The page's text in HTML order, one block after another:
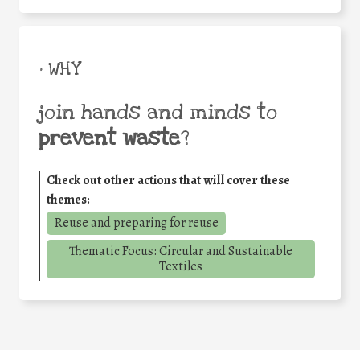
• WHY
join hands and minds to
prevent waste?
Check out other actions that will cover these
themes:
Reuse and preparing for reuse
Thematic Focus: Circular and Sustainable
Textiles